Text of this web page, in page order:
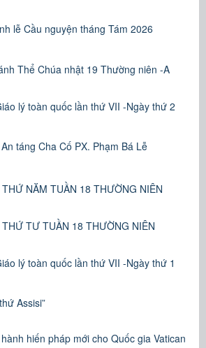
lễ Cầu nguyện tháng Tám 2026
Thể Chúa nhật 19 Thường niên -A
lý toàn quốc lần thứ VII -Ngày thứ 2
táng Cha Cố PX. Phạm Bá Lễ
NĂM TUẦN 18 THƯỜNG NIÊN
TƯ TUẦN 18 THƯỜNG NIÊN
lý toàn quốc lần thứ VII -Ngày thứ 1
Assisi”
hiến pháp mới cho Quốc gia Vatican